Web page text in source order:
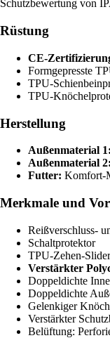
Schutzbewertung von
Rüstung
CE-
Formgepresste
TPU-
TPU-
Herstellung
Außenmaterial 1:
Außenmaterial 2:
Futter: Komfort-
Merkmale und
Reißverschluss-
Schaltprotektor
TPU-Zehen-Slider
Verstärkter
Doppeldichte
Doppeldichte
Gelenkiger
Verstärkter
Belüftung: